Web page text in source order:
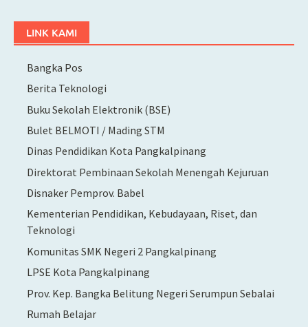
LINK KAMI
Bangka Pos
Berita Teknologi
Buku Sekolah Elektronik (BSE)
Bulet BELMOTI / Mading STM
Dinas Pendidikan Kota Pangkalpinang
Direktorat Pembinaan Sekolah Menengah Kejuruan
Disnaker Pemprov. Babel
Kementerian Pendidikan, Kebudayaan, Riset, dan
Teknologi
Komunitas SMK Negeri 2 Pangkalpinang
LPSE Kota Pangkalpinang
Prov. Kep. Bangka Belitung Negeri Serumpun Sebalai
Rumah Belajar